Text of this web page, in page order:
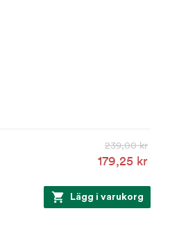
239,00 kr
179,25 kr
Lägg i varukorg